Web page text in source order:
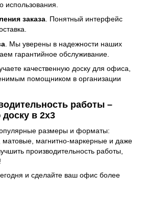
использования.
заказа. Понятный интерфейс
. Мы уверены в надежности наших
гарантийное обслуживание.
качественную доску для офиса,
помощником в организации
работы –
в 2х3
размеры и форматы:
матовые, магнитно-маркерные и даже
производительность работы,
и сделайте ваш офис более